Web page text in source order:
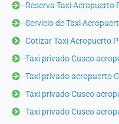
Reserva Taxi Aeropuerto
Servicio de Taxi
Cotizar Taxi Aeropuerto
Taxi privado Cusco
Taxi privado aeropuerto
Taxi privado Cusco
Taxi privado Cusco